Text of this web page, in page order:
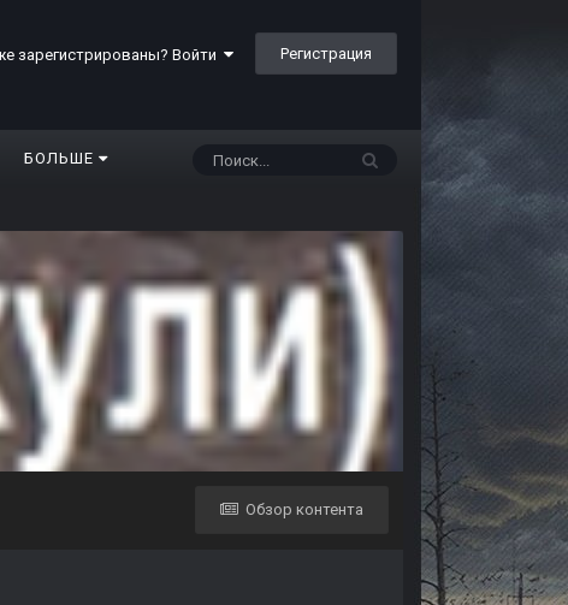
зарегистрированы? Войти Регистрация
БОЛЬШЕ
Обзор контента